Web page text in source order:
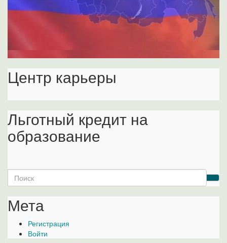
Центр карьеры
Льготный кредит на
образование
Search
for:
Мета
Регистрация
Войти